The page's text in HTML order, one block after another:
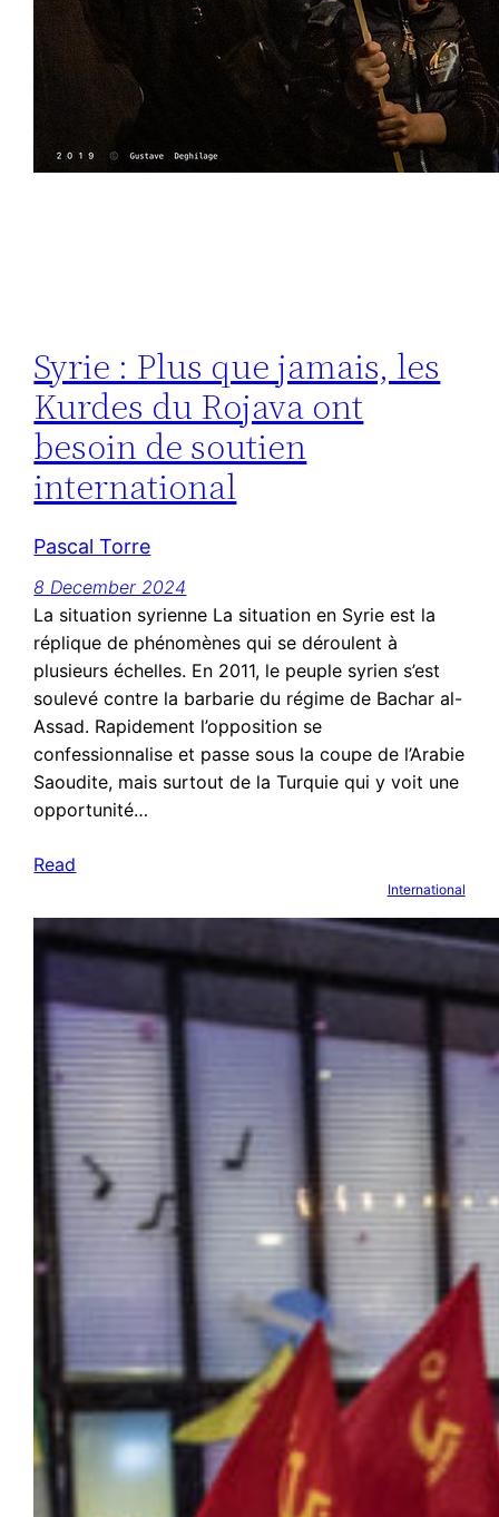
Syrie : Plus que jamais, les
Kurdes du Rojava ont
besoin de soutien
international
Pascal Torre
8 December 2024
La situation syrienne La situation en Syrie est la
réplique de phénomènes qui se déroulent à
plusieurs échelles. En 2011, le peuple syrien s’est
soulevé contre la barbarie du régime de Bachar al-
Assad. Rapidement l’opposition se
confessionnalise et passe sous la coupe de l’Arabie
Saoudite, mais surtout de la Turquie qui y voit une
opportunité…
Read
International